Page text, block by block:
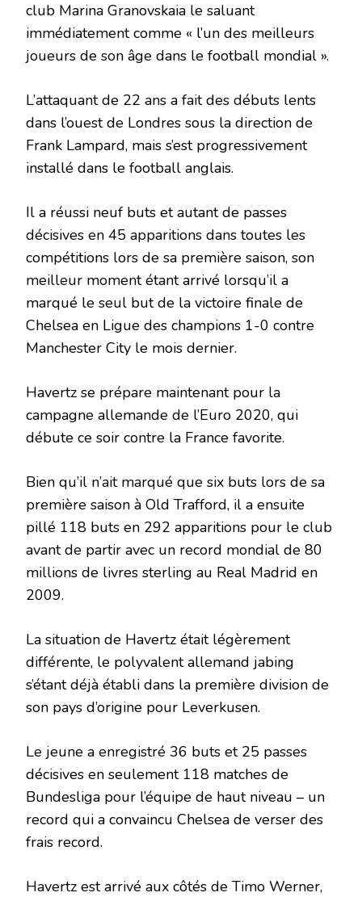
club Marina Granovskaia le saluant
immédiatement comme « l’un des meilleurs
joueurs de son âge dans le football mondial ».
L’attaquant de 22 ans a fait des débuts lents
dans l’ouest de Londres sous la direction de
Frank Lampard, mais s’est progressivement
installé dans le football anglais.
Il a réussi neuf buts et autant de passes
décisives en 45 apparitions dans toutes les
compétitions lors de sa première saison, son
meilleur moment étant arrivé lorsqu’il a
marqué le seul but de la victoire finale de
Chelsea en Ligue des champions 1-0 contre
Manchester City le mois dernier.
Havertz se prépare maintenant pour la
campagne allemande de l’Euro 2020, qui
débute ce soir contre la France favorite.
Bien qu’il n’ait marqué que six buts lors de sa
première saison à Old Trafford, il a ensuite
pillé 118 buts en 292 apparitions pour le club
avant de partir avec un record mondial de 80
millions de livres sterling au Real Madrid en
2009.
La situation de Havertz était légèrement
différente, le polyvalent allemand jabing
s’étant déjà établi dans la première division de
son pays d’origine pour Leverkusen.
Le jeune a enregistré 36 buts et 25 passes
décisives en seulement 118 matches de
Bundesliga pour l’équipe de haut niveau – un
record qui a convaincu Chelsea de verser des
frais record.
Havertz est arrivé aux côtés de Timo Werner,